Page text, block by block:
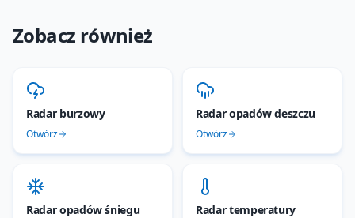
Zobacz również
Radar burzowy
Otwórz
Radar opadów deszczu
Otwórz
Radar opadów śniegu Radar temperatury